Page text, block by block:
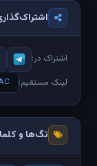
اشتراک در:
لینک مستقیم:
تگ‌ها و